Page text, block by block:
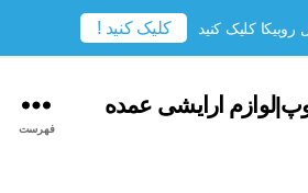
ارایشی عمده
فهرست
روبیکا کلیک کنید کلیک کنید !